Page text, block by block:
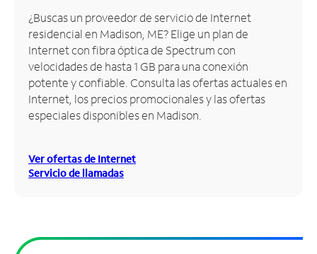
Inglés
Administrar
cuenta
Encuentra
una
tienda
¿Buscas un proveedor de servicio de Internet
residencial en Madison, ME? Elige un plan de
Internet con fibra óptica de Spectrum con
velocidades de hasta 1 GB para una conexión
potente y confiable. Consulta las ofertas actuales en
Internet, los precios promocionales y las ofertas
especiales disponibles en Madison.
Ver ofertas de Internet
Servicio de llamadas